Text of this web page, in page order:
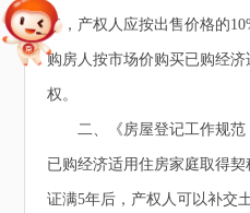
售，产权人应按出售价格的
购房人按市场价购买已购经
权。
二、《房屋登记工作规范
已购经济适用住房家庭取得
证满5年后，产权人可以补交